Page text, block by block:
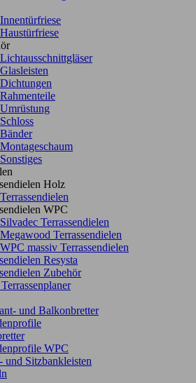
Innentürfriese
Haustürfriese
Lichtausschnittgläser
Glasleisten
Dichtungen
Rahmenteile
Umrüstung
Schloss
Bänder
Montageschaum
Sonstiges
Holz
Terrassendielen
WPC
Silvadec Terrassendielen
Megawood Terrassendielen
WPC massiv Terrassendielen
Resysta
Zubehör
und Balkonbretter
WPC
und Sitzbankleisten